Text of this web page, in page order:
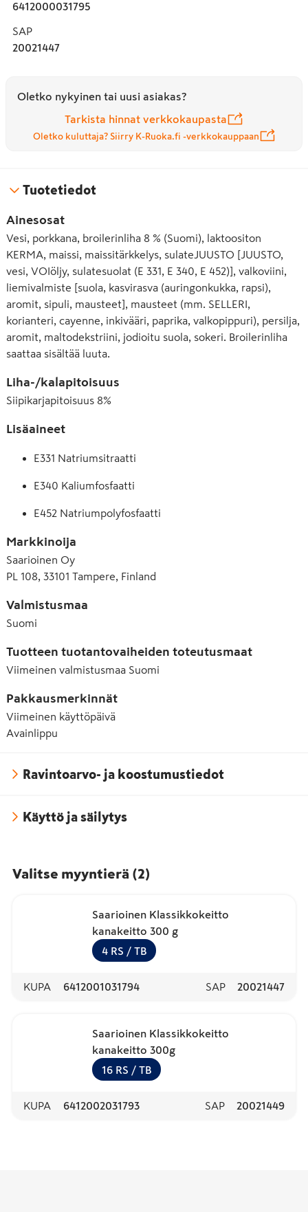
6412000031795
SAP
20021447
Oletko nykyinen tai uusi asiakas?
Tarkista hinnat verkkokaupasta
Oletko kuluttaja? Siirry K-Ruoka.fi -verkkokauppaan
Tuotetiedot
Ainesosat
Vesi, porkkana, broilerinliha 8 % (Suomi), laktoositon
KERMA, maissi, maissitärkkelys, sulateJUUSTO [JUUSTO,
vesi, VOIöljy, sulatesuolat (E 331, E 340, E 452)], valkoviini,
liemivalmiste [suola, kasvirasva (auringonkukka, rapsi),
aromit, sipuli, mausteet], mausteet (mm. SELLERI,
korianteri, cayenne, inkivääri, paprika, valkopippuri), persilja,
aromit, maltodekstriini, jodioitu suola, sokeri. Broilerinliha
saattaa sisältää luuta.
Liha-/kalapitoisuus
Siipikarjapitoisuus 8%
Lisäaineet
E331 Natriumsitraatti
E340 Kaliumfosfaatti
E452 Natriumpolyfosfaatti
Markkinoija
Saarioinen Oy
PL 108, 33101 Tampere, Finland
Valmistusmaa
Suomi
Tuotteen tuotantovaiheiden toteutusmaat
Viimeinen valmistusmaa Suomi
Pakkausmerkinnät
Viimeinen käyttöpäivä
Avainlippu
Ravintoarvo- ja koostumustiedot
Käyttö ja säilytys
Valitse myyntierä (2)
Saarioinen Klassikkokeitto
kanakeitto 300 g
4 RS / TB
KUPA 6412001031794 SAP 20021447
Saarioinen Klassikkokeitto
kanakeitto 300g
16 RS / TB
KUPA 6412002031793 SAP 20021449